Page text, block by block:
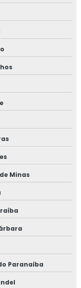
Minas
Paranaíba